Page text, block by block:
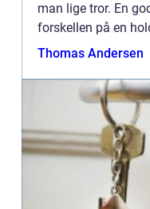
man lige tror. En
forskellen på en
reparation senere.
Thomas Andersen